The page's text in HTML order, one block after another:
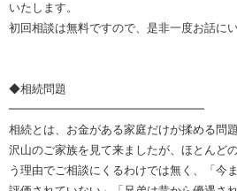
いたします。
初回相談は無料ですので、是非一度お話に
◆相続問題
━━━━━━━━━━━━━━━━━
相続とは、お金がある家庭だけが揉める問
沢山のご家族を見て来ましたが、ほとんど
う理由でご相談にくるわけでは無く、「今